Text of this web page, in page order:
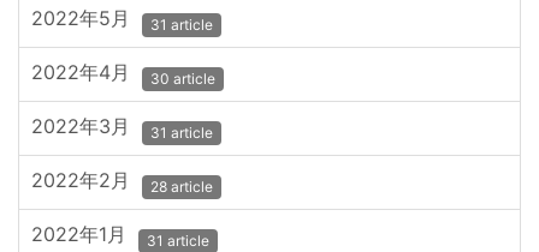
2022年5月 31 article
2022年4月 30 article
2022年3月 31 article
2022年2月 28 article
2022年1月 31 article